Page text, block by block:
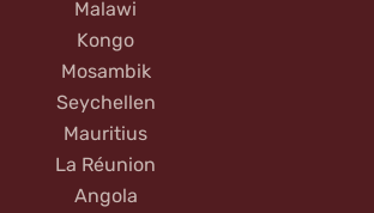
Malawi
Kongo
Mosambik
Seychellen
Mauritius
La Réunion
Angola